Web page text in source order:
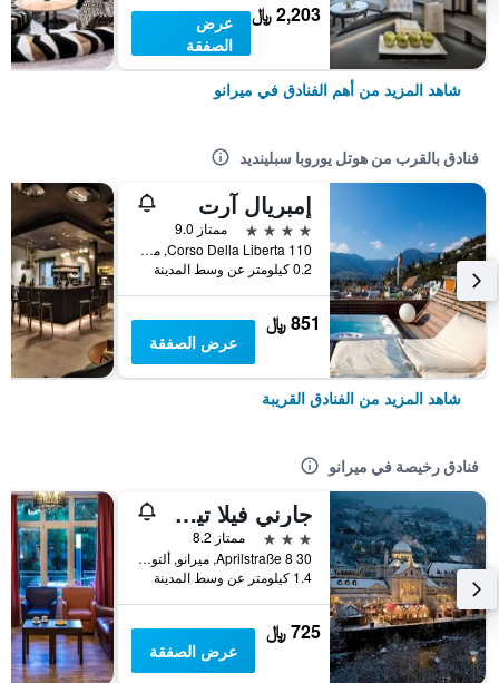
2,203 ﷼
عرض
الصفقة
شاهد المزيد من أهم الفنادق في ميرانو
فنادق بالقرب من هوتل يوروبا سبلينديد
إمبريال آرت
4 نجوم
ممتاز 9.0
Corso Della Liberta 110, ميرانو, ألتو أديجي, إيطاليا
0.2 كيلومتر عن وسط المدينة
851 ﷼
عرض الصفقة
شاهد المزيد من الفنادق القريبة
فنادق رخيصة في ميرانو
جارني فيلا تيرول - للبالغين فقط
3 نجوم
ممتاز 8.2
30 Aprilstraße 8, ميرانو, ألتو أديجي, إيطاليا
1.4 كيلومتر عن وسط المدينة
725 ﷼
عرض الصفقة